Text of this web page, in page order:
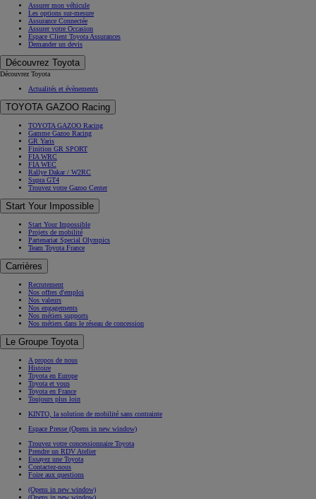
Assurer mon véhicule
Les options sur-mesure
Assurance Connectée
Assurer votre Occasion
Espace Client Toyota Assurances
Demander un devis
Découvrez Toyota
Découvrez Toyota
Actualités et évènements
TOYOTA GAZOO Racing
TOYOTA GAZOO Racing
Gamme Gazoo Racing
GR Yaris
Finition GR SPORT
FIA WRC
FIA WEC
Rallye Dakar / W2RC
Supra GT4
Trouvez votre Gazoo Center
Start Your Impossible
Start Your Impossible
Projets de mobilité
Partenariat Special Olympics
Team Toyota France
Carrières
Recrutement
Nos offres d'emploi
Nos valeurs
Nos engagements
Nos métiers supports
Nos métiers dans le réseau de concession
Le Groupe Toyota
A propos de nous
Histoire
Toyota en Europe
Toyota et vous
Toyota en France
Toujours plus loin
KINTO, la solution de mobilité sans contrainte
Espace Presse (Opens in new window)
Trouvez votre concessionnaire Toyota
Prendre un RDV Atelier
Essayez une Toyota
Contactez-nous
Foire aux questions
(Opens in new window)
(Opens in new window)